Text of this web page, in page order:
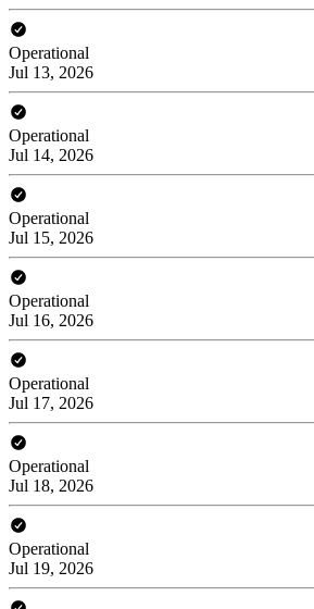
Operational
Jul 13, 2026
Operational
Jul 14, 2026
Operational
Jul 15, 2026
Operational
Jul 16, 2026
Operational
Jul 17, 2026
Operational
Jul 18, 2026
Operational
Jul 19, 2026